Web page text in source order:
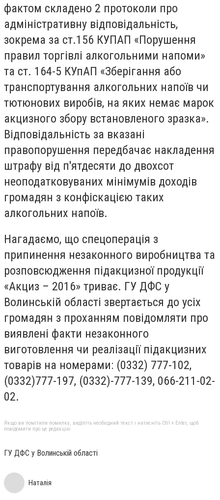
фактом складено 2 протоколи про
адміністративну відповідальність,
зокрема за ст.156 КУПАП «Порушення
правил торгівлі алкогольними напоми»
та ст. 164-5 КУпАП «Зберігання або
транспортування алкогольних напоїв чи
тютюнових виробів, на яких немає марок
акцизного збору встановленого зразка».
Відповідальність за вказані
правопорушення передбачає накладення
штрафу від п'ятдесяти до двохсот
неоподатковуваних мінімумів доходів
громадян з конфіскацією таких
алкогольних напоїв.
Нагадаємо, що спецоперація з
припинення незаконного виробництва та
розповсюдження підакцизної продукції
«Акциз – 2016» триває. ГУ ДФС у
Волинській області звертається до усіх
громадян з проханням повідомляти про
виявлені факти незаконного
виготовлення чи реалізації підакцизних
товарів на номерами: (0332) 777-102,
(0332)777-197, (0332)-777-139, 066-211-02-
02.
Якщо ви помітили помилку, виділіть необхідний текст і натисніть Ctrl + Enter, щоб
повідомити про це редакцію
ГУ ДФС у Волинській області
Наталія